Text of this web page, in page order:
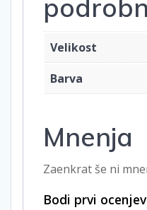
Velikost
Barva
Mnenja
Zaenkrat še ni
Bodi prvi